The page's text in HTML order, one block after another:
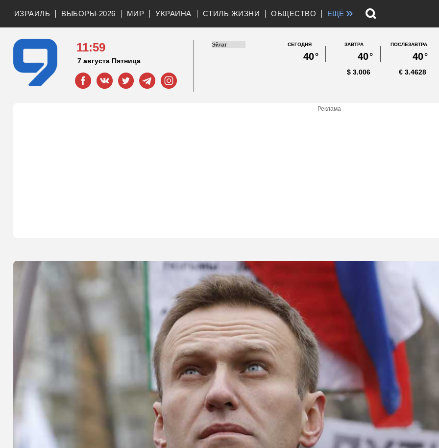
ИЗРАИЛЬ ВЫБОРЫ-2026 МИР УКРАИНА СТИЛЬ ЖИЗНИ ОБЩЕСТВО ЕЩЁ »
11:59
7 августа Пятница
СЕГОДНЯ
40°
ЗАВТРА
40°
ПОСЛЕЗАВТРА
40°
3.006
$ 3.4628
€
Реклама